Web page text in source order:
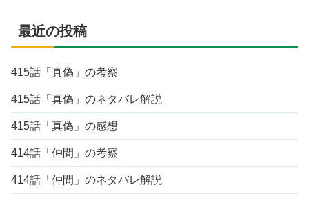
最近の投稿
415話「真偽」の考察
415話「真偽」のネタバレ解説
415話「真偽」の感想
414話「仲間」の考察
414話「仲間」のネタバレ解説